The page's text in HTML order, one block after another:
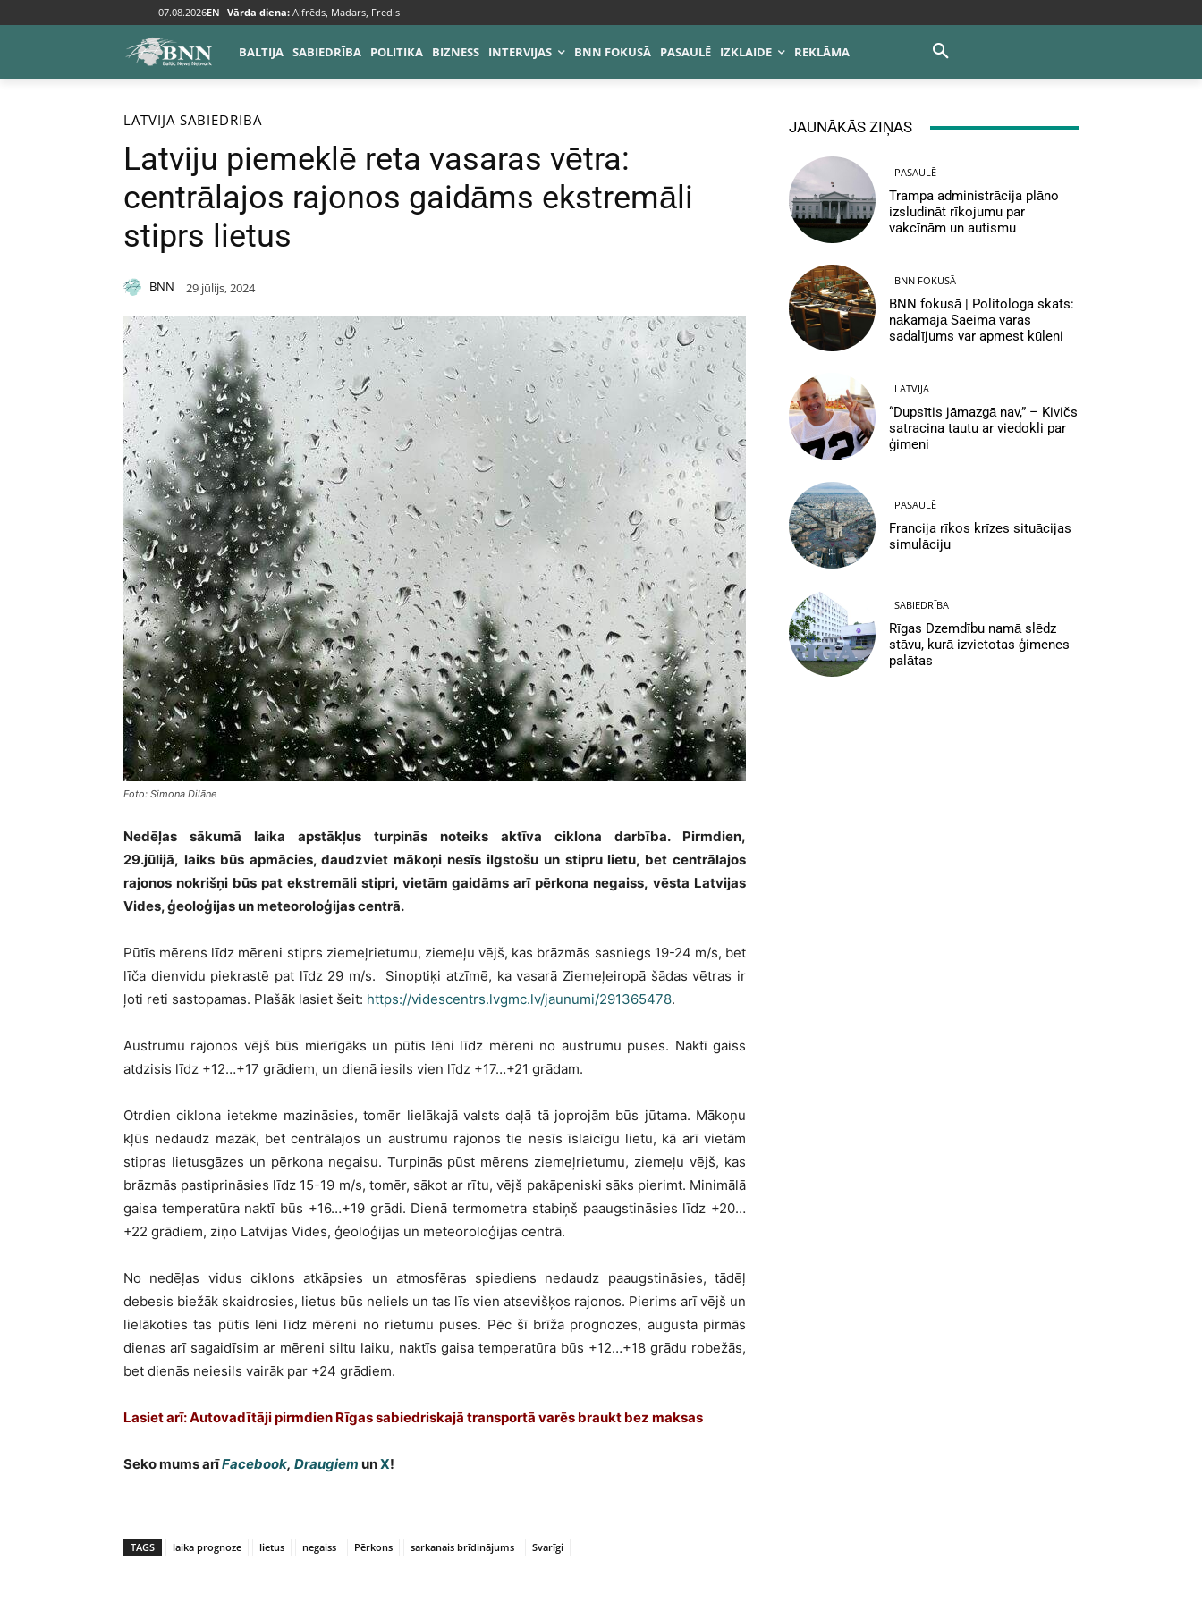
07.08.2026EN Vārda diena: Alfrēds, Madars, Fredis
BALTIJA SABIEDRĪBA POLITIKA BIZNESS INTERVIJAS BNN FOKUSĀ PASAULĒ IZKLAIDE REKLĀMA
Sākums Baltija Latvija
LATVIJA SABIEDRĪBA
Latviju piemeklē reta vasaras vētra:
centrālajos rajonos gaidāms ekstremāli
stiprs lietus
BNN 29 jūlijs, 2024
Foto: Simona Dilāne
Nedēļas sākumā laika apstākļus turpinās noteiks aktīva ciklona darbība. Pirmdien,
29.jūlijā, laiks būs apmācies, daudzviet mākoņi nesīs ilgstošu un stipru lietu, bet centrālajos
rajonos nokrišņi būs pat ekstremāli stipri, vietām gaidāms arī pērkona negaiss, vēsta Latvijas
Vides, ģeoloģijas un meteoroloģijas centrā.
Pūtīs mērens līdz mēreni stiprs ziemeļrietumu, ziemeļu vējš, kas brāzmās sasniegs 19-24 m/s, bet
līča dienvidu piekrastē pat līdz 29 m/s. Sinoptiķi atzīmē, ka vasarā Ziemeļeiropā šādas vētras ir
ļoti reti sastopamas. Plašāk lasiet šeit: https://videscentrs.lvgmc.lv/jaunumi/291365478.
Austrumu rajonos vējš būs mierīgāks un pūtīs lēni līdz mēreni no austrumu puses. Naktī gaiss
atdzisis līdz +12…+17 grādiem, un dienā iesils vien līdz +17…+21 grādam.
Otrdien ciklona ietekme mazināsies, tomēr lielākajā valsts daļā tā joprojām būs jūtama. Mākoņu
kļūs nedaudz mazāk, bet centrālajos un austrumu rajonos tie nesīs īslaicīgu lietu, kā arī vietām
stipras lietusgāzes un pērkona negaisu. Turpinās pūst mērens ziemeļrietumu, ziemeļu vējš, kas
brāzmās pastiprināsies līdz 15-19 m/s, tomēr, sākot ar rītu, vējš pakāpeniski sāks pierimt. Minimālā
gaisa temperatūra naktī būs +16…+19 grādi. Dienā termometra stabiņš paaugstināsies līdz +20…
+22 grādiem, ziņo Latvijas Vides, ģeoloģijas un meteoroloģijas centrā.
No nedēļas vidus ciklons atkāpsies un atmosfēras spiediens nedaudz paaugstināsies, tādēļ
debesis biežāk skaidrosies, lietus būs neliels un tas līs vien atsevišķos rajonos. Pierims arī vējš un
lielākoties tas pūtīs lēni līdz mēreni no rietumu puses. Pēc šī brīža prognozes, augusta pirmās
dienas arī sagaidīsim ar mēreni siltu laiku, naktīs gaisa temperatūra būs +12…+18 grādu robežās,
bet dienās neiesils vairāk par +24 grādiem.
Lasiet arī: Autovadītāji pirmdien Rīgas sabiedriskajā transportā varēs braukt bez maksas
Seko mums arīFacebook, Draugiem unX!
TAGS laika prognoze lietus negaiss Pērkons sarkanais brīdinājums Svarīgi
JAUNĀKĀS ZIŅAS
PASAULĒ
Trampa administrācija plāno
izsludināt rīkojumu par
vakcīnām un autismu
BNN FOKUSĀ
BNN fokusā | Politologa skats:
nākamajā Saeimā varas
sadalījums var apmest kūleni
LATVIJA
“Dupsītis jāmazgā nav,” – Kivičs
satracina tautu ar viedokli par
ģimeni
PASAULĒ
Francija rīkos krīzes situācijas
simulāciju
SABIEDRĪBA
Rīgas Dzemdību namā slēdz
stāvu, kurā izvietotas ģimenes
palātas